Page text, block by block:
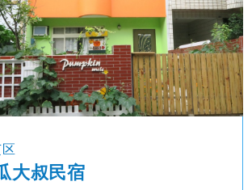
大叔民宿